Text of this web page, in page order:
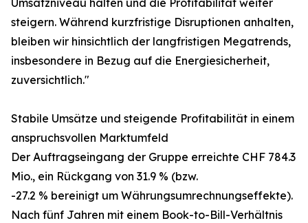
Umsatzniveau halten und die Profitabilität weiter
steigern. Während kurzfristige Disruptionen anhalten,
bleiben wir hinsichtlich der langfristigen Megatrends,
insbesondere in Bezug auf die Energiesicherheit,
zuversichtlich."
Stabile Umsätze und steigende Profitabilität in einem
anspruchsvollen Marktumfeld
Der Auftragseingang der Gruppe erreichte CHF 784.3
Mio., ein Rückgang von 31.9 % (bzw.
-27.2 % bereinigt um Währungsumrechnungseffekte).
Nach fünf Jahren mit einem Book-to-Bill-Verhältnis